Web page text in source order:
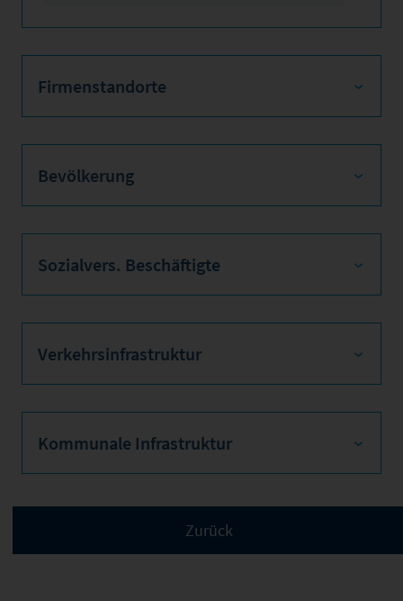
Firmenstandorte
Bevölkerung
Sozialvers. Beschäftigte
Verkehrsinfrastruktur
Kommunale Infrastruktur